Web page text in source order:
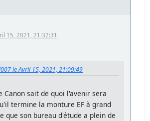
15, 2021, 21:32:31
le Avril 15, 2021, 21:09:49
Canon sait de quoi l'avenir sera
termine la monture EF à grand
que son bureau d'étude a plein de